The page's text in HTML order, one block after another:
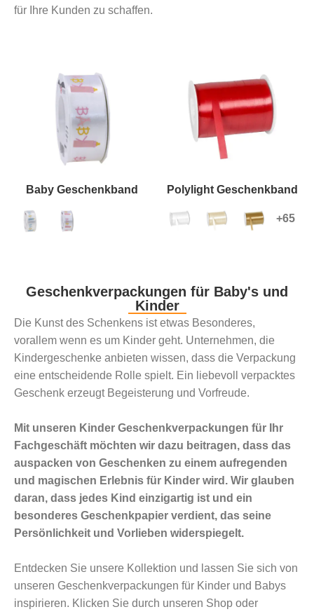
für Ihre Kunden zu schaffen.
Baby Geschenkband Polylight Geschenkband
Geschenkverpackungen für Baby's und
Kinder
Die Kunst des Schenkens ist etwas Besonderes,
vorallem wenn es um Kinder geht. Unternehmen, die
Kindergeschenke anbieten wissen, dass die Verpackung
eine entscheidende Rolle spielt. Ein liebevoll verpacktes
Geschenk erzeugt Begeisterung und Vorfreude.
Mit unseren Kinder Geschenkverpackungen für Ihr
Fachgeschäft möchten wir dazu beitragen, dass das
auspacken von Geschenken zu einem aufregenden
und magischen Erlebnis für Kinder wird. Wir glauben
daran, dass jedes Kind einzigartig ist und ein
besonderes Geschenkpapier verdient, das seine
Persönlichkeit und Vorlieben widerspiegelt.
Entdecken Sie unsere Kollektion und lassen Sie sich von
unseren Geschenkverpackungen für Kinder und Babys
inspirieren. Klicken Sie durch unseren Shop oder